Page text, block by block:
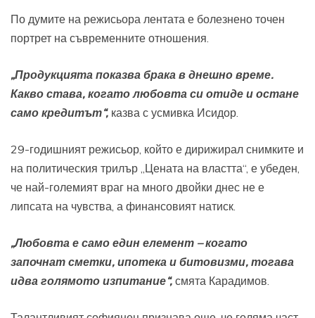
По думите на режисьора лентата е болезнено точен
портрет на съвременните отношения.
„Продукцията показва брака в днешно време.
Какво става, когато любовта си отиде и остане
само кредитът“, казва с усмивка Исидор.
29-годишният режисьор, който е дирижирал снимките и
на политическия трилър „Цената на властта“, е убеден,
че най-големият враг на много двойки днес не е
липсата на чувства, а финансовият натиск.
„Любовта е само един елемент – когато
започнат сметки, ипотека и битовизми, тогава
идва голямото изпитание“, смята Карадимов.